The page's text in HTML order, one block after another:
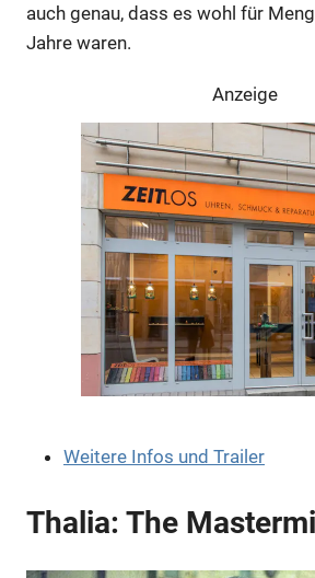
auch genau, dass es wohl für
Jahre waren.
Anzeige
Weitere Infos und Trailer
Thalia: The